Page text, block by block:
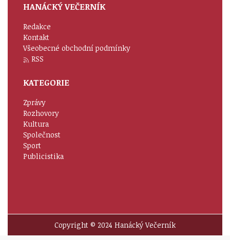
HANÁCKÝ VEČERNÍK
Redakce
Kontakt
Všeobecné obchodní podmínky
RSS
KATEGORIE
Zprávy
Rozhovory
Kultura
Společnost
Sport
Publicistika
Copyright © 2024 Hanácký Večerník